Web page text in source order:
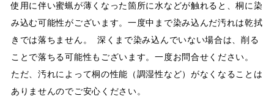
使用に伴い蜜蝋が薄くなった箇所に水などが触れると、桐に染
み込む可能性がございます。一度中まで染み込んだ汚れは乾拭
きでは落ちません。 深くまで染み込んでいない場合は、削る
ことで落ちる可能性もございます。一度お問合せください。
ただ、汚れによって桐の性能（調湿性など）がなくなることは
ありませんのでご安心ください。